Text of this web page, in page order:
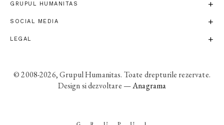
GRUPUL HUMANITAS
SOCIAL MEDIA
LEGAL
© 2008-2026, Grupul Humanitas. Toate drepturile rezervate.
Design si dezvoltare —Anagrama